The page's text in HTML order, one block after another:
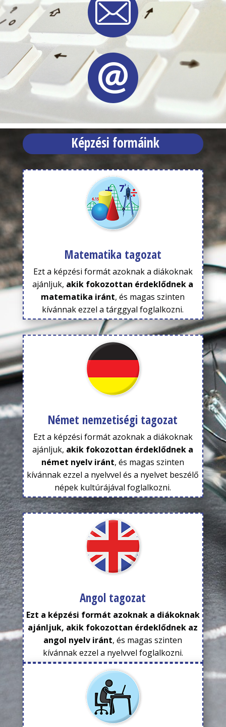
Képzési formáink
Matematika tagozat
Ezt a képzési formát azoknak a diákoknak
ajánljuk, akik fokozottan érdeklődnek a
matematika iránt, és magas szinten
kívánnak ezzel a tárggyal foglalkozni.
Német nemzetiségi tagozat
Ezt a képzési formát azoknak a diákoknak
ajánljuk, akik fokozottan érdeklődnek a
német nyelv iránt, és magas szinten
kívánnak ezzel a nyelvvel és a nyelvet beszélő
népek kultúrájával foglalkozni.
Angol tagozat
Ezt a képzési formát azoknak a diákoknak
ajánljuk, akik fokozottan érdeklődnek az
angol nyelv iránt, és magas szinten
kívánnak ezzel a nyelvvel foglalkozni.